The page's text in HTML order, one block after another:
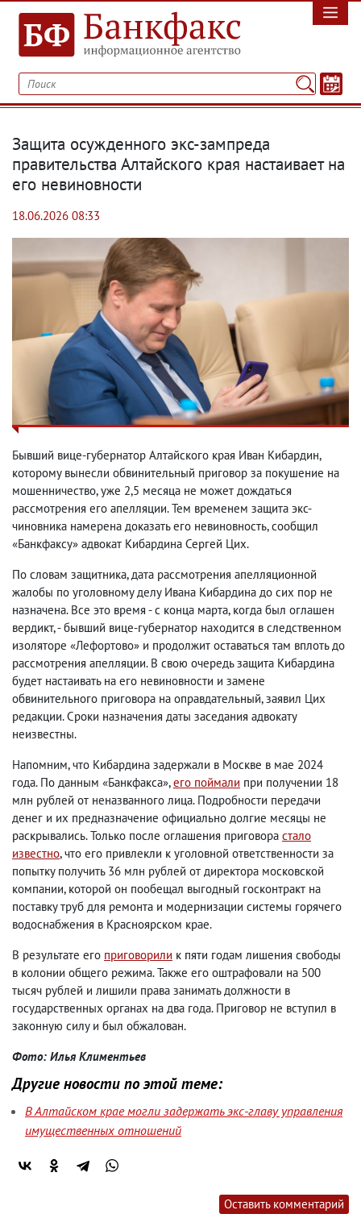
Защита осужденного экс-зампреда
правительства Алтайского края настаивает на
его невиновности
18.06.2026 08:33
Бывший вице-губернатор Алтайского края Иван Кибардин,
которому вынесли обвинительный приговор за покушение на
мошенничество, уже 2,5 месяца не может дождаться
рассмотрения его апелляции. Тем временем защита экс-
чиновника намерена доказать его невиновность, сообщил
«Банкфаксу» адвокат Кибардина Сергей Цих.
По словам защитника, дата рассмотрения апелляционной
жалобы по уголовному делу Ивана Кибардина до сих пор не
назначена. Все это время - с конца марта, когда был оглашен
вердикт, - бывший вице-губернатор находится в следственном
изоляторе «Лефортово» и продолжит оставаться там вплоть до
рассмотрения апелляции. В свою очередь защита Кибардина
будет настаивать на его невиновности и замене
обвинительного приговора на оправдательный, заявил Цих
редакции. Сроки назначения даты заседания адвокату
неизвестны.
Напомним, что Кибардина задержали в Москве в мае 2024
года. По данным «Банкфакса»,его поймали при получении 18
млн рублей от неназванного лица. Подробности передачи
денег и их предназначение официально долгие месяцы не
раскрывались. Только после оглашения приговора стало
известно, что его привлекли к уголовной ответственности за
попытку получить 36 млн рублей от директора московской
компании, которой он пообещал выгодный госконтракт на
поставку труб для ремонта и модернизации системы горячего
водоснабжения в Красноярском крае.
В результате его приговорили к пяти годам лишения свободы
в колонии общего режима. Также его оштрафовали на 500
тысяч рублей и лишили права занимать должности в
государственных органах на два года. Приговор не вступил в
законную силу и был обжалован.
Фото: Илья Климентьев
Другие новости по этой теме:
В Алтайском крае могли задержать экс-главу управления
имущественных отношений
Оставить комментарий